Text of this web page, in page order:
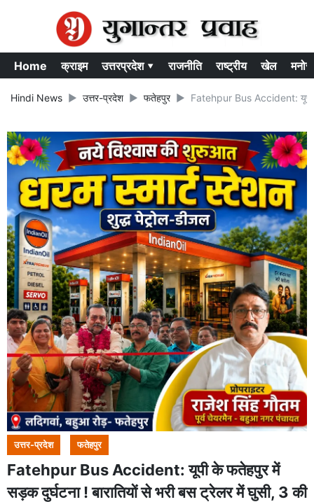
Home क्राइम उत्तरप्रदेश ▾ राजनीति राष्ट्रीय खेल
Hindi News उत्तर-प्रदेश फतेहपुर Fatehpur Bus Accident: यूपी
उत्तर-प्रदेश फतेहपुर
Fatehpur Bus Accident: यूपी के फतेहपुर में
सड़क दुर्घटना ! बारातियों से भरी बस ट्रेलर में घुसी, 3 की